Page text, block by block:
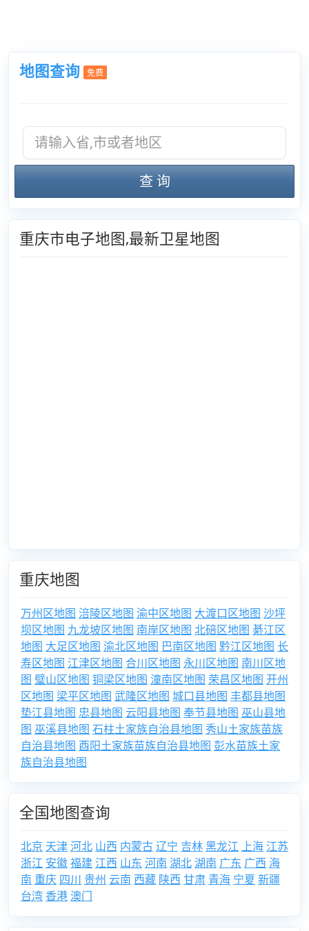
地图查询 免费
查 询
重庆市电子地图,最新卫星地图
重庆地图
万州区地图 涪陵区地图 渝中区地图 大渡口区地图 沙坪
坝区地图 九龙坡区地图 南岸区地图 北碚区地图 綦江区
地图 大足区地图 渝北区地图 巴南区地图 黔江区地图 长
寿区地图 江津区地图 合川区地图 永川区地图 南川区地
图 璧山区地图 铜梁区地图 潼南区地图 荣昌区地图 开州
区地图 梁平区地图 武隆区地图 城口县地图 丰都县地图
垫江县地图 忠县地图 云阳县地图 奉节县地图 巫山县地
图 巫溪县地图 石柱土家族自治县地图 秀山土家族苗族
自治县地图 酉阳土家族苗族自治县地图 彭水苗族土家
族自治县地图
全国地图查询
北京 天津河北 山西 内蒙古辽宁 吉林黑龙江 上海 江苏
浙江 安徽福建 江西 山东 河南 湖北湖南 广东 广西 海
南 重庆 四川 贵州 云南 西藏 陕西 甘肃 青海 宁夏 新疆
台湾 香港 澳门